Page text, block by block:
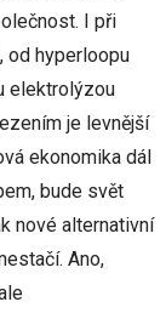
I při
od hyperloopu
elektrolýzou
je levnější
ekonomika dál
bude svět
nové alternativní
Ano,